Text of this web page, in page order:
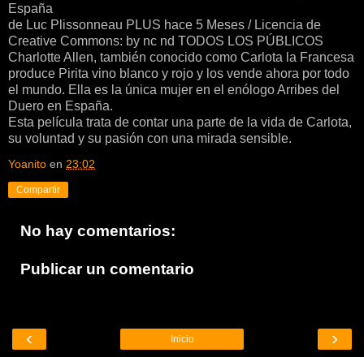
España
de Luc Plissonneau PLUS hace 5 Meses / Licencia de
Creative Commons: by nc nd TODOS LOS PÚBLICOS
Charlotte Allen, también conocido como Carlota la Francesa
produce Pirita vino blanco y rojo y los vende ahora por todo
el mundo. Ella es la única mujer en el enólogo Arribes del
Duero en España.
Esta película trata de contar una parte de la vida de Carlota,
su voluntad y su pasión con una mirada sensible.
Yoanito en 23:02
Compartir
No hay comentarios:
Publicar un comentario
‹ ›
Inicio